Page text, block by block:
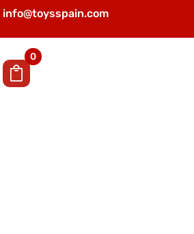
info@toysspain.com
0